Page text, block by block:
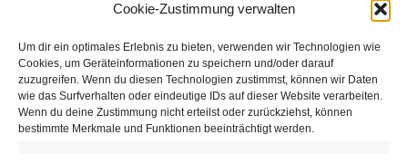
Cookie-Zustimmung verwalten
Um dir ein optimales Erlebnis zu bieten, verwenden wir Technologien wie
Cookies, um Geräteinformationen zu speichern und/oder darauf
zuzugreifen. Wenn du diesen Technologien zustimmst, können wir Daten
wie das Surfverhalten oder eindeutige IDs auf dieser Website verarbeiten.
Wenn du deine Zustimmung nicht erteilst oder zurückziehst, können
bestimmte Merkmale und Funktionen beeinträchtigt werden.
15
2022
Hello world!